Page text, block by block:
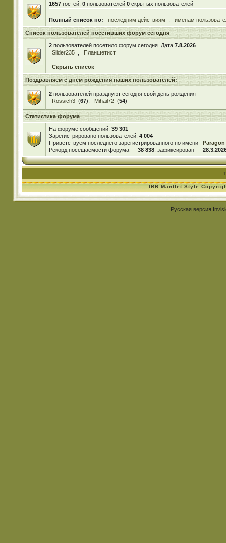
1657гостей, 0пользователей 0скрытых пользователей
Полный список по: последним действиям именам
Список пользователей посетивших форум сегодня
2пользователей посетило форум сегодня. Дата:7.8.2026
Slider235
Планшетист
Скрыть список
Поздравляем с днем рождения наших пользователей:
2пользователей празднуют сегодня свой день рождения
Rossich3 (67), Mihail72 (54)
Статистика форума
На форуме сообщений: 39 301
Зарегистрировано пользователей: 4 004
Приветствуем последнего зарегистрированного по имени
Paragon
Рекорд посещаемости форума — 38 838, зафиксирован —
IBR Mantlet Style
Русская версия